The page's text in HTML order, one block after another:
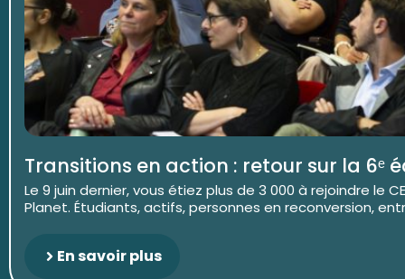
Transitions en action : retour sur la 6ᵉ
Le 9 juin dernier, vous étiez plus de 3 000 à rejoindre le
Planet. Étudiants, actifs, personnes en reconversion,
En savoir plus